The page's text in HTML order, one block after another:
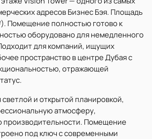
адресов Бизнес Бэя. Площадь
Помещение полностью готово к
оборудовано для немедленного
для компаний, ищущих
пространство в центре Дубая с
отражающей
и открытой планировкой,
атмосферу,
Помещение
под ключ с современными